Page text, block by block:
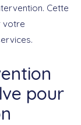
Cette
votre
pour